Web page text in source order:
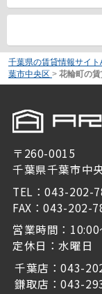
千葉県の賃貸情報サイ
葉市中央区 > 花輪町の
〒260-0015
千葉県千葉市中
TEL：043-202-
FAX：043-202-
営業時間：
定休日：水曜日
千葉店：043-
鎌取店：043-